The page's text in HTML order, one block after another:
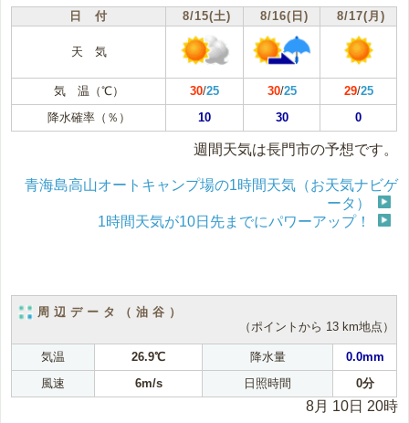
日 付 8/15(土) 8/16(日) 8/17(月)
天 気
気 温（℃） 30/25 30/25 29/25
降水確率（％）
10 30 0
週間天気は長門市の予想です。
青海島高山オートキャンプ場の1時間天気（お天気ナビゲ
ータ）
1時間天気が10日先までにパワーアップ！
周辺データ（油谷）
（ポイントから 13 km地点）
気温 26.9℃ 降水量
0.0mm
風速
6m/s 日照時間 0分
8月 10日 20時